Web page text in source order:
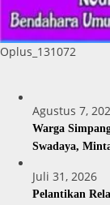
Oplus_131072
Agustus 7,
Warga
Swadaya,
Juli 31, 2026
Pelantikan